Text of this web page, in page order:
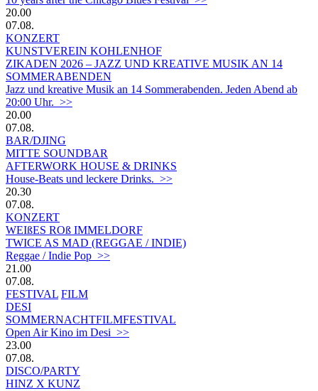
20.00
07.08.
KONZERT
KUNSTVEREIN KOHLENHOF
ZIKADEN 2026 – JAZZ UND KREATIVE MUSIK AN 14
SOMMERABENDEN
Jazz und kreative Musik an 14 Sommerabenden. Jeden Abend ab
20:00 Uhr. >>
20.00
07.08.
BAR/DJING
MITTE SOUNDBAR
AFTERWORK HOUSE & DRINKS
House-Beats und leckere Drinks. >>
20.30
07.08.
KONZERT
WEIßES ROß IMMELDORF
TWICE AS MAD (REGGAE / INDIE)
Reggae / Indie Pop >>
21.00
07.08.
FESTIVAL FILM
DESI
SOMMERNACHTFILMFESTIVAL
Open Air Kino im Desi >>
23.00
07.08.
DISCO/PARTY
HINZ X KUNZ